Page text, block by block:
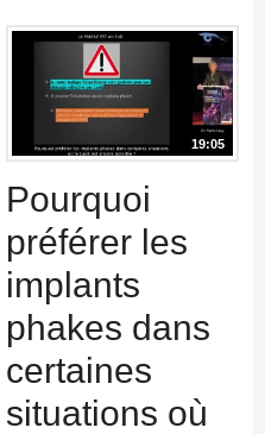
19:05
Pourquoi
préférer les
implants
phakes dans
certaines
situations où